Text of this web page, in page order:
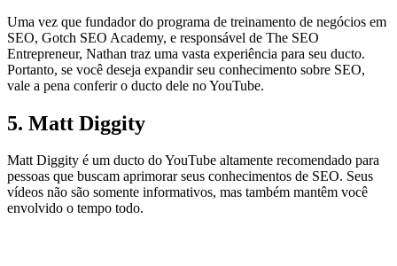
Uma vez que fundador do programa de treinamento de negócios em
SEO, Gotch SEO Academy, e responsável de The SEO
Entrepreneur, Nathan traz uma vasta experiência para seu ducto.
Portanto, se você deseja expandir seu conhecimento sobre SEO,
vale a pena conferir o ducto dele no YouTube.
5. Matt Diggity
Matt Diggity é um ducto do YouTube altamente recomendado para
pessoas que buscam aprimorar seus conhecimentos de SEO. Seus
vídeos não são somente informativos, mas também mantêm você
envolvido o tempo todo.